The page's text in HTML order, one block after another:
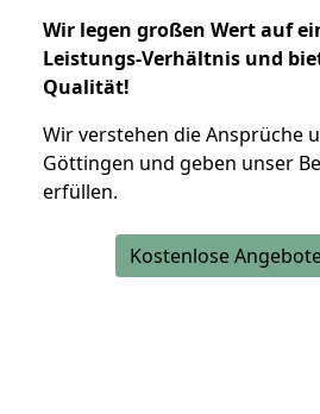
Wir legen großen Wert auf
Leistungs-Verhältnis und
Qualität!
Wir verstehen die Ansprüche
Göttingen und geben unser
erfüllen.
Kostenlose